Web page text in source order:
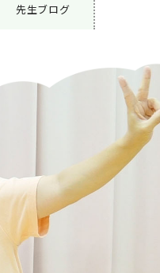
先生ブログ